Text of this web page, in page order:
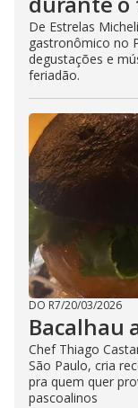
De Estrelas
gastronômico no
degustações e
feriadão.
DO R7/20/03/2026
Bacalhau
Chef Thiago
São Paulo, cria
pra quem quer
pascoalinos